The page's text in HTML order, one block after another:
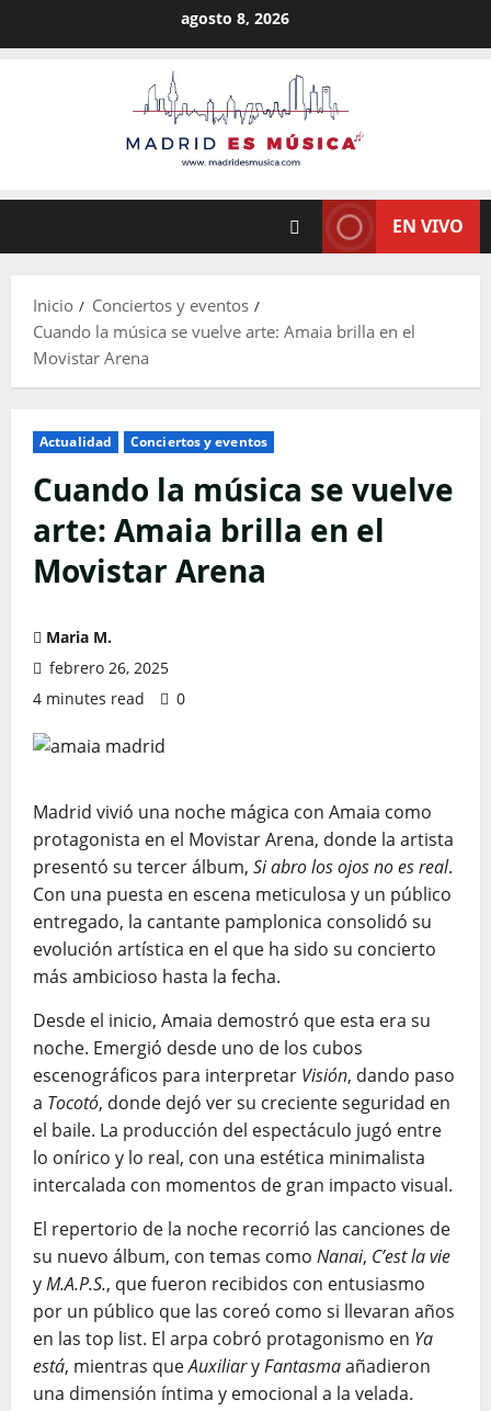
agosto 8, 2026
EN VIVO
Inicio
Conciertos y eventos
Cuando la música se vuelve arte: Amaia brilla en el
Movistar Arena
Actualidad Conciertos y eventos
Cuando la música se vuelve
arte: Amaia brilla en el
Movistar Arena
Maria M.
febrero 26, 2025
4 minutes read
0
Madrid vivió una noche mágica con Amaia como
protagonista en el Movistar Arena, donde la artista
presentó su tercer álbum, Si abro los ojos no es real.
Con una puesta en escena meticulosa y un público
entregado, la cantante pamplonica consolidó su
evolución artística en el que ha sido su concierto
más ambicioso hasta la fecha.
Desde el inicio, Amaia demostró que esta era su
noche. Emergió desde uno de los cubos
escenográficos para interpretar Visión, dando paso
a Tocotó, donde dejó ver su creciente seguridad en
el baile. La producción del espectáculo jugó entre
lo onírico y lo real, con una estética minimalista
intercalada con momentos de gran impacto visual.
El repertorio de la noche recorrió las canciones de
su nuevo álbum, con temas como Nanai, C’est la vie
yM.A.P.S., que fueron recibidos con entusiasmo
por un público que las coreó como si llevaran años
en las top list. El arpa cobró protagonismo en Ya
está, mientras queAuxiliaryFantasmaañadieron
una dimensión íntima y emocional a la velada.